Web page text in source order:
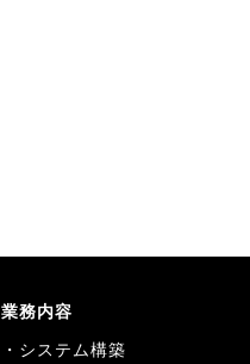
業務内容
・システム構築